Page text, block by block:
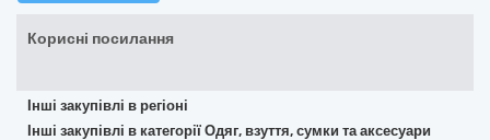
Корисні посилання
Інші закупівлі в регіоні
Інші закупівлі в категорії Одяг, взуття, сумки та аксесуари